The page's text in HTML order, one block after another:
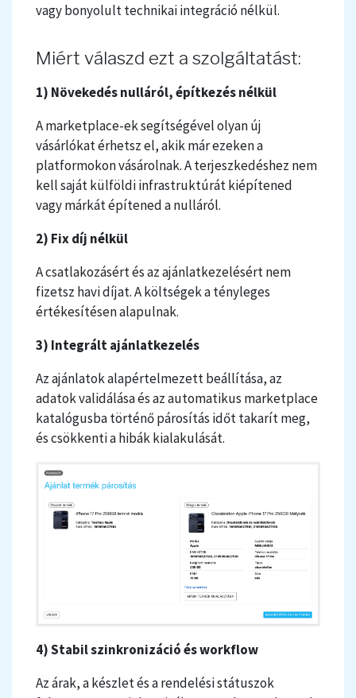
vagy bonyolult technikai integráció nélkül.
Miért válaszd ezt a szolgáltatást:
1) Növekedés nulláról, építkezés nélkül
A marketplace-ek segítségével olyan új
vásárlókat érhetsz el, akik már ezeken a
platformokon vásárolnak. A terjeszkedéshez nem
kell saját külföldi infrastruktúrát kiépítened
vagy márkát építened a nulláról.
2) Fix díj nélkül
A csatlakozásért és az ajánlatkezelésért nem
fizetsz havi díjat. A költségek a tényleges
értékesítésen alapulnak.
3) Integrált ajánlatkezelés
Az ajánlatok alapértelmezett beállítása, az
adatok validálása és az automatikus marketplace
katalógusba történő párosítás időt takarít meg,
és csökkenti a hibák kialakulását.
4) Stabil szinkronizáció és workflow
Az árak, a készlet és a rendelési státuszok